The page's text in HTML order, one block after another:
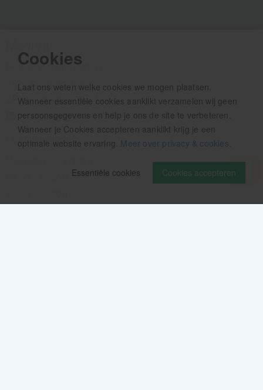
Cookies
Laat ons weten welke cookies we mogen plaatsen.
Wanneer essentiële cookies aanklikt verzamelen wij geen
persoonsgegevens en help je ons de site te verbeteren.
Wanneer je Cookies accepteren aanklikt krijg je een
optimale website ervaring. Meer over privacy & cookies
Cookies accepteren
Essentiële cookies
Houtse Parallelweg 41
5706 AC Helmond
+31 (0)492 - 792 482
info@medivit.nl
Openingstijden: